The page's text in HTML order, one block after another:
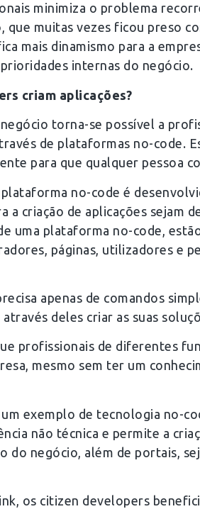
minimiza o problema
que muitas vezes ficou preso
mais dinamismo para a
internas do negócio.
criam aplicações?
torna-se possível a
de plataformas no-code.
para que qualquer pessoa
no-code é
a criação de aplicações sejam
uma plataforma no-code,
páginas, utilizadores e
apenas de comandos
deles criar as suas
profissionais de diferentes
mesmo sem ter um
exemplo de tecnologia no-
não técnica e permite a
do negócio, além de portais,
os citizen developers